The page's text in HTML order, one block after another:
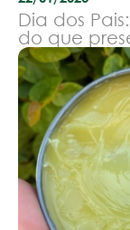
Dia dos
do que